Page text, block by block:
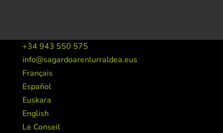
+34 943 550 575
info@sagardoarenlurraldea.eus
Français
Español
Euskara
English
Le Conseil